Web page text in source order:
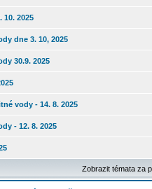
10. 2025
dne 3. 10, 2025
30.9. 2025
vody - 14. 8. 2025
- 12. 8. 2025
Zobrazit témata za